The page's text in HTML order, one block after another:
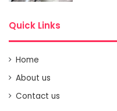
Quick Links
Home
About us
Contact us